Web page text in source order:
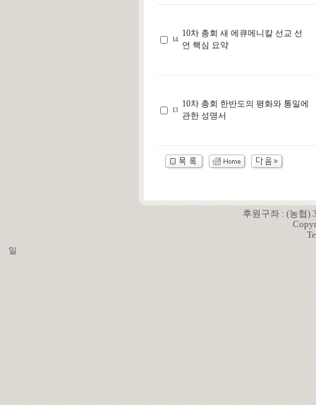
14
10차 총회 새 에큐메니칼 선교 선
언 핵심 요약
13
10차 총회 한반도의 평화와 통일에
관한 성명서
후원구좌 : (농협)
일